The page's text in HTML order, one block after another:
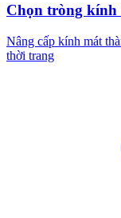
Chọn tròng kính
Nâng cấp kính mát
thời trang